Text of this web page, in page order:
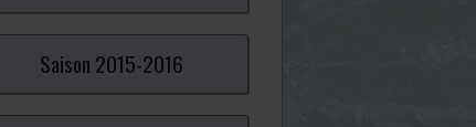
Saison 2015-2016